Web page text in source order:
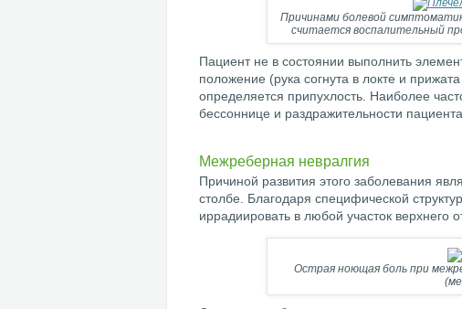
Причинами болевой
считается воспалительный
Пациент не в состоянии выполнить
положение (рука согнута в локте и
определяется припухлость. Наиболее
бессоннице и раздражительности пациента.
Межреберная невралгия
Причиной развития этого заболевания
столбе. Благодаря специфической
иррадиировать в любой участок верхнего
Острая ноющая боль при